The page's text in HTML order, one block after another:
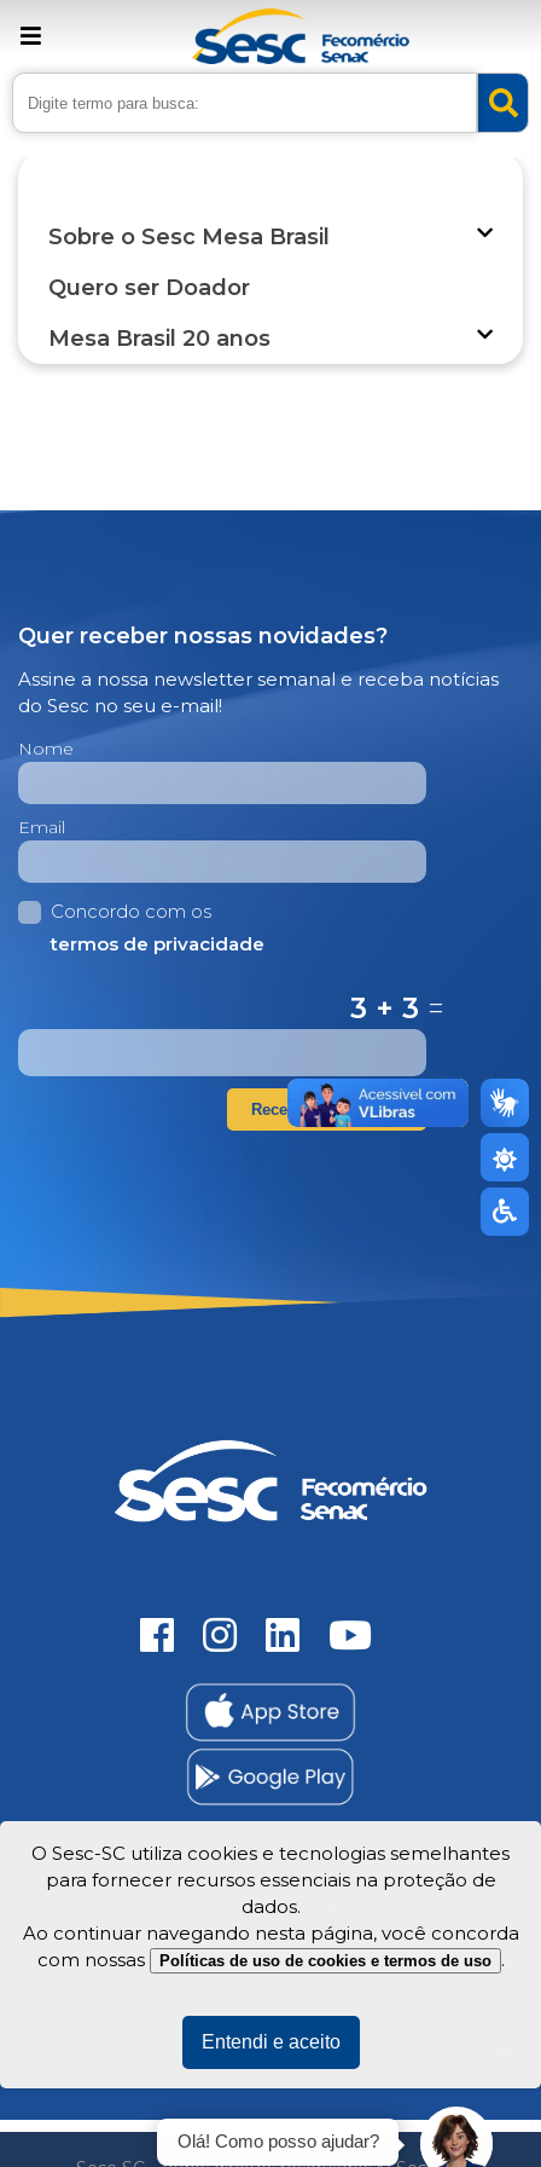
› Home › Projetos Sesc
›
Mesa Brasil 20 anos
Sobre o Sesc Mesa Brasil
Quero ser Doador
Mesa Brasil 20 anos
Quer receber nossas novidades?
Assine a nossa newsletter semanal e receba notícias
do Sesc no seu e-mail!
Nome
Email
Concordo com os
termos de privacidade
3 + 3 =
Receber Informativo
Trabalhe Conosco
Privacidade e dados
Veja o mapa do site
O Sesc-SC utiliza cookies e tecnologias semelhantes
para fornecer recursos essenciais na proteção de
dados.
Ao continuar navegando nesta página, você concorda
com nossas
Políticas de uso de cookies e termos de uso .
Entendi e aceito
Olá! Como posso ajudar?